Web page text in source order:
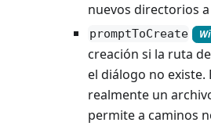
nuevos directorios
promptToCreate
creación si la ruta
el diálogo no existe.
realmente un
permite a caminos